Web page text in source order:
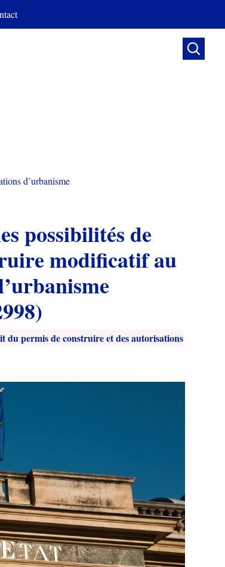

d’urbanisme
possibilités de
modificatif au
du permis de construire et des autorisations